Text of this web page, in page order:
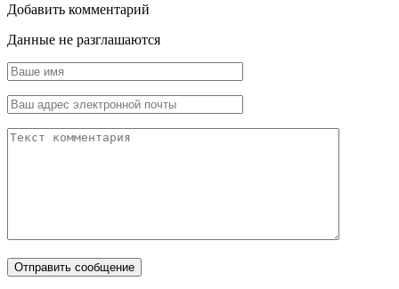
Добавить комментарий
Данные не разглашаются